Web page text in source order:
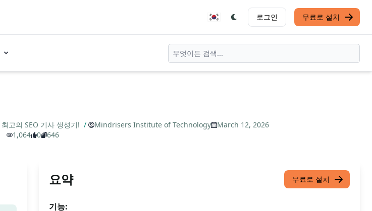
로그인 무료로 설치
최고의 SEO 기사 생성기! / Mindrisers Institute of Technology
March 12, 2026
1,064
0 646
요약 무료로 설치
기능: